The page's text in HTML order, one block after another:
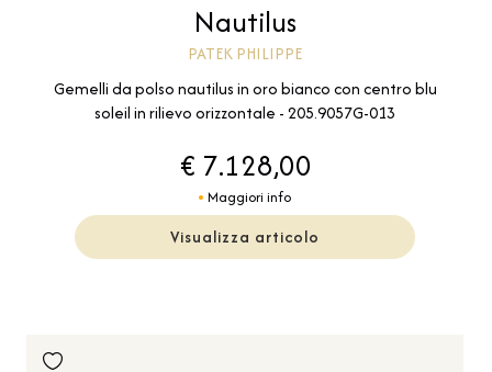
Nautilus
PATEK PHILIPPE
Gemelli da polso nautilus in oro bianco con centro blu
soleil in rilievo orizzontale - 205.9057G-013
€ 7.128,00
Maggiori info
Visualizza articolo